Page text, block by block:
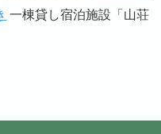
一棟貸し宿泊施設「山荘